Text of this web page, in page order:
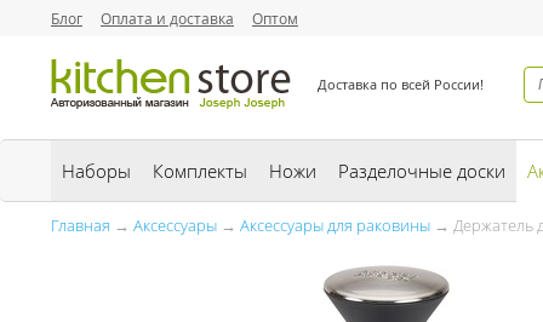
Блог Оплата и доставка Оптом
Доставка по всей России!
Наборы Комплекты Ножи Разделочные доски
Главная → Аксессуары → Аксессуары для раковины → Держатель